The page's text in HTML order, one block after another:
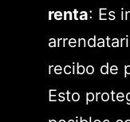
renta: Es
recibo de
Esto